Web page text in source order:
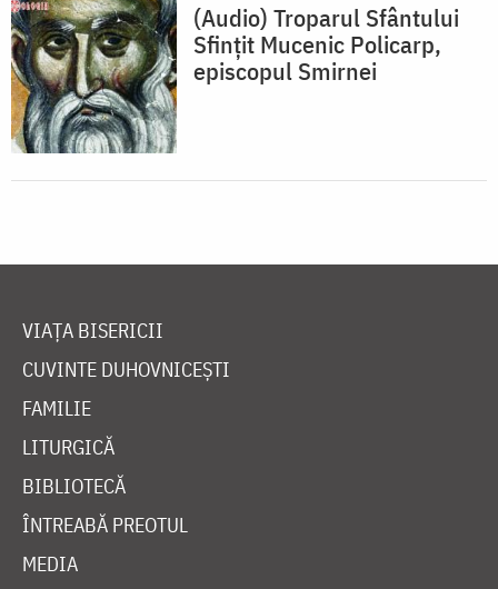
(Audio) Troparul Sfântului
Sfinţit Mucenic Policarp,
episcopul Smirnei
VIAȚA BISERICII
CUVINTE DUHOVNICEȘTI
FAMILIE
LITURGICĂ
BIBLIOTECĂ
ÎNTREABĂ PREOTUL
MEDIA